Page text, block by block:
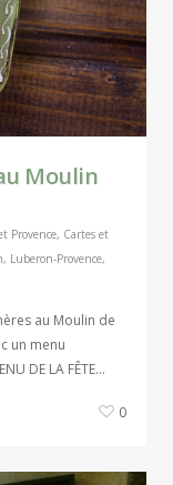
Moulin
Provence, Cartes et
, Luberon-Provence,
au Moulin de
un menu
DE LA FÊTE...
0